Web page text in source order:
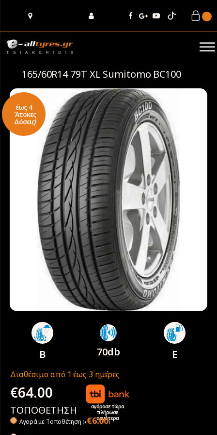
165/60R14 79T XL Sumitomo BC100
έως 4
Άτοκες
Δόσεις!
B 70db E
Διαθέσιμο από 1 έως 3 ημέρες
€64.00
αγόρασε τώρα
πλήρωσε
αργότερα
ΤΟΠΟΘΕΤΗΣΗ
Αγορά με Tοποθέτηση (+€6.00)